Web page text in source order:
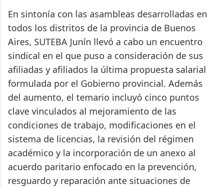
En sintonía con las asambleas desarrolladas en
todos los distritos de la provincia de Buenos
Aires, SUTEBA Junín llevó a cabo un encuentro
sindical en el que puso a consideración de sus
afiliadas y afiliados la última propuesta salarial
formulada por el Gobierno provincial. Además
del aumento, el temario incluyó cinco puntos
clave vinculados al mejoramiento de las
condiciones de trabajo, modificaciones en el
sistema de licencias, la revisión del régimen
académico y la incorporación de un anexo al
acuerdo paritario enfocado en la prevención,
resguardo y reparación ante situaciones de